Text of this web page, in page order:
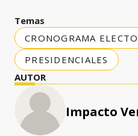
Temas
CRONOGRAMA
PRESIDENCIALES
AUTOR
Impacto